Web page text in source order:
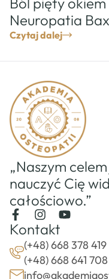
Neuropatia
Czytaj dalej
„Naszym
nauczyć Cię
całościowo.”
Kontakt
(+48) 668 378 419
(+48) 668 641 708